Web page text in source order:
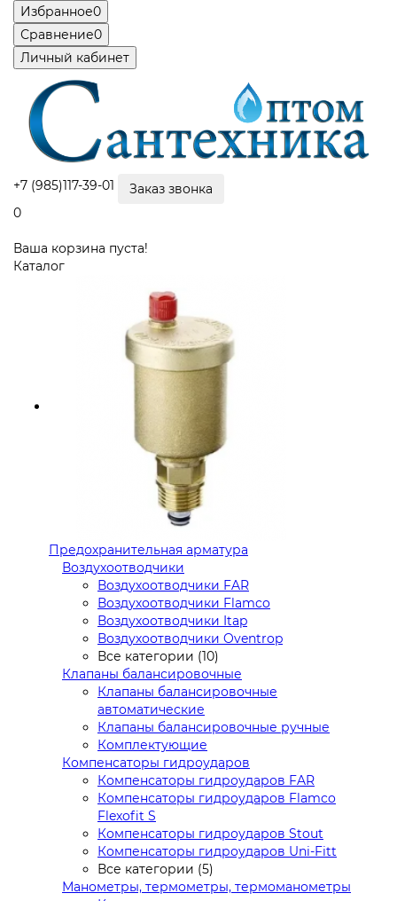
Избранное0
Сравнение0
Личный кабинет
+7 (985)117-39-01
Заказ звонка
0
Ваша корзина пуста!
Каталог
Предохранительная арматура
Воздухоотводчики
Воздухоотводчики FAR
Воздухоотводчики Flamco
Воздухоотводчики Itap
Воздухоотводчики Oventrop
Все категории (10)
Клапаны балансировочные
Клапаны балансировочные
автоматические
Клапаны балансировочные ручные
Комплектующие
Компенсаторы гидроударов
Компенсаторы гидроударов FAR
Компенсаторы гидроударов Flamco
Flexofit S
Компенсаторы гидроударов Stout
Компенсаторы гидроударов Uni-Fitt
Все категории (5)
Манометры, термометры, термоманометры